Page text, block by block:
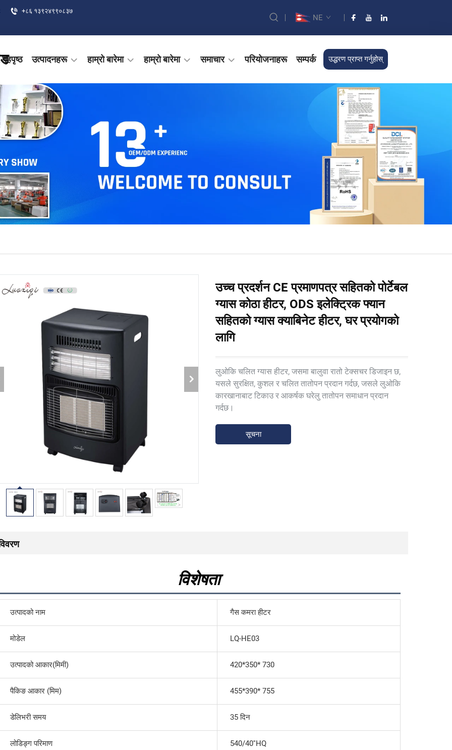
+८६ १३९२४९९०८३७
NE
गृहपृष्ठ उत्पादनहरू हाम्रो बारेमा हाम्रो बारेमा समाचार परियोजनाहरू सम्पर्क उद्धरण प्राप्त गर्नुहोस्
उच्च प्रदर्शन CE प्रमाणपत्र सहितको पोर्टेबल
ग्यास कोठा हीटर, ODS इलेक्ट्रिक फ्यान
सहितको ग्यास क्याबिनेट हीटर, घर प्रयोगको
लागि
लुओकि चलित ग्यास हीटर, जसमा बालुवा रातो टेक्सचर डिजाइन छ,
यसले सुरक्षित, कुशल र चलित तातोपन प्रदान गर्दछ, जसले लुओकि
कारखानाबाट टिकाउ र आकर्षक घरेलु तातोपन समाधान प्रदान
गर्दछ।
सूचना
विशेषता
उत्पादको नाम गैस कमरा हीटर
मोडेल LQ-HE03
उत्पादको आकार(मिमी) 420*350* 730
पैकिङ आकार (मिम) 455*390* 755
डेलिभरी समय 35 दिन
लोडिङ्ग परिमाण 540/40''HQ